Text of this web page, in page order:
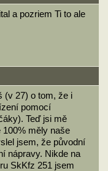
a pozriem Ti to ale
(v 27) o tom, že i
pomocí
Teď jsi mě
měly naše
jsem, že původní
nápravy. Nikde na
SkKfz 251 jsem